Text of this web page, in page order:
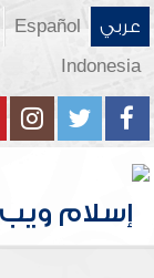
عربي Español
Indonesia